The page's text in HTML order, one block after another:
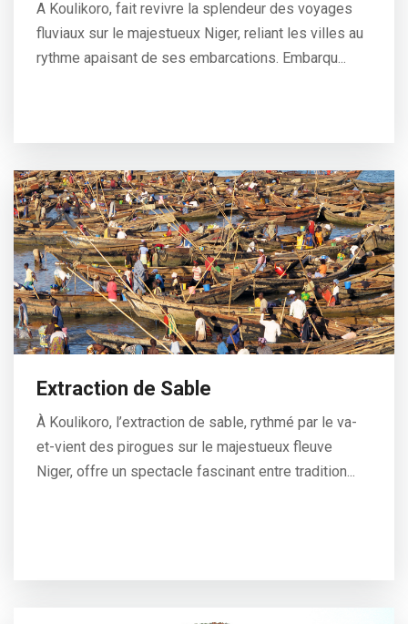
A Koulikoro, fait revivre la splendeur des voyages
fluviaux sur le majestueux Niger, reliant les villes au
rythme apaisant de ses embarcations. Embarqu...
Extraction de Sable
À Koulikoro, l’extraction de sable, rythmé par le va-
et-vient des pirogues sur le majestueux fleuve
Niger, offre un spectacle fascinant entre tradition...